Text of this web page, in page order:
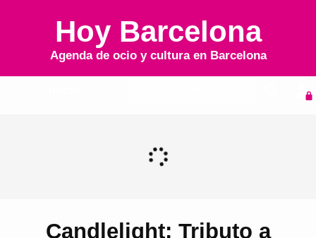
Hoy Barcelona
Agenda de ocio y cultura en Barcelona
Candlelight: Tributo a